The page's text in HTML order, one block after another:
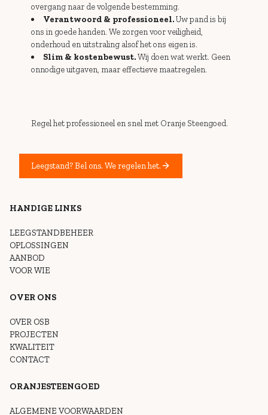
overgang naar de volgende bestemming.
Verantwoord & professioneel.Uw pand is bij
ons in goede handen. We zorgen voor veiligheid,
onderhoud en uitstraling alsof het ons eigen is.
Slim & kostenbewust.Wij doen wat werkt. Geen
onnodige uitgaven, maar effectieve maatregelen.
Regel het professioneel en snel met Oranje Steengoed.
Leegstand? Bel ons. We regelen het.
HANDIGE LINKS
LEEGSTANDBEHEER
OPLOSSINGEN
AANBOD
VOOR WIE
OVER ONS
OVER OSB
PROJECTEN
KWALITEIT
CONTACT
ORANJESTEENGOED
ALGEMENE VOORWAARDEN